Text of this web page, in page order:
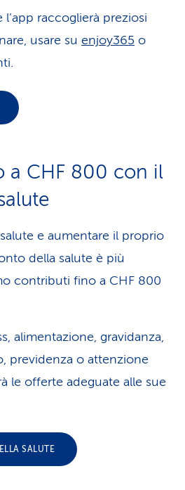
raccoglierà preziosi
usare su enjoy365 o
a CHF 800 con il
e aumentare il proprio
della salute è più
contributi fino a CHF 800
alimentazione, gravidanza,
previdenza o attenzione
le offerte adeguate alle sue
SALUTE